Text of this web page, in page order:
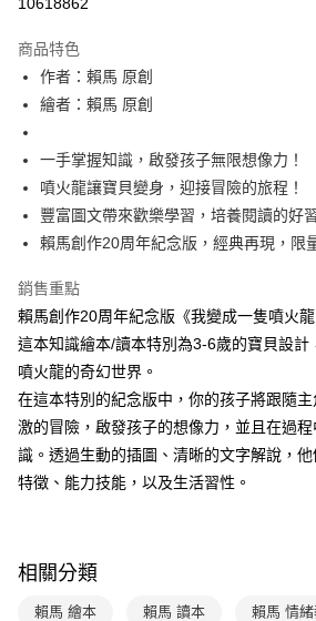
大哥付你分期
相關說明
2.付款方式選擇「大哥付你分期」，訂單成立後
流程，驗證手機門號後，選擇欲分期的期數、繳
3.實際核准額度、可分期數及費用金額請依後續
4.訂單成立30分鐘內，如未前往確認交易或遇審
法說明評估內容。
1.分期款項不併入電信帳單，「大哥付你分期」
醒簡訊。
2.透過簡訊連結打開帳單後，可選擇「超商條碼
帳／街口支付／iPASS MONEY」等通路繳費。
【注意事項】
用戶於交易時，得透過本服務購買商品或服務，
買賣價金債權讓與本公司後，依約使用本公司帳
3.完整用戶服務條款，請詳閱以下連結：
AFTEE先享後付
相關說明
【關於「AFTEE先享後付」】
AFTEE先享後付是「在收到商品之後才付款」的
便利好安心！
１．簡單：不需註冊會員、不需綁卡、不需儲值
３．安心：先確認商品／服務後，再付款。
１．於結帳方式選擇「AFTEE先享後付」後，將
結帳頁面，進行簡訊認證並確認金額後，即可完成
２．訂單成立數日內，您將收到繳費通知簡訊。
３．收到繳費通知簡訊後14天內，點擊此簡訊中
ATM／網路銀行／等多元方式進行付款，方視為
※ 請注意：結帳手續完成當下不需立刻繳費，但
購買商品的店家。未經商家同意取消之訂單仍視
後付繳納相關費用。
１．透過由恩沛科技股份有限公司提供之「
ATM付款
付款後全家取貨｜8/8-8/14運費優惠，結帳
每筆NT$70，滿NT$499(含以上)免運費
付款後7-11取貨
每筆NT$70，滿NT$800(含以上)免運費
國內宅配/郵寄 (不適用離島、海外及郵局i郵
每筆NT$70，滿NT$800(含以上)免運費
海外包裹航空運送
商品特色
作者：賴馬 原創
繪者：賴馬 原創
一手掌握知識，啟發孩子無限想像力！
噴火龍讓寶貝變身，迎接冒險的旅程！
豐富圖文帶來歡樂學習，培養閱讀的好
賴馬創作20周年紀念版，經典再現，限
銷售重點
賴馬創作20周年紀念版《我變成一隻噴火龍
這本知識繪本/讀本特別為3-6歲的寶貝設計
噴火龍的奇幻世界。
在這本特別的紀念版中，你的孩子將跟隨
激的冒險，啟發孩子的想像力，並且在過
識。透過生動的插圖、清晰的文字解說，
特徵、能力技能，以及生活習性。
相關分類
賴馬 繪本 賴馬 讀本 賴馬 情